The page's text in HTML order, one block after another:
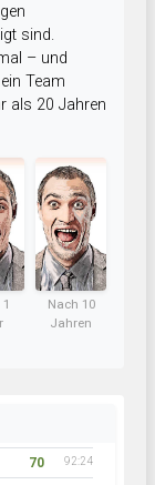
sind.
– und
Team
als 20 Jahren
Nach 10
Jahren
70 92:24